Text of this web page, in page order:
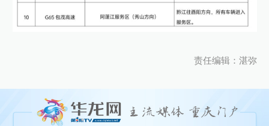
责任编辑：湛弥